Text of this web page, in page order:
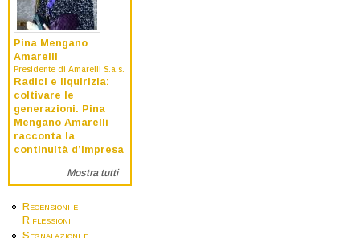
Pina Mengano
Amarelli
Presidente di Amarelli S.a.s.
Radici e liquirizia:
coltivare le
generazioni. Pina
Mengano Amarelli
racconta la
continuità d’impresa
Mostra tutti
Recensioni e
Riflessioni